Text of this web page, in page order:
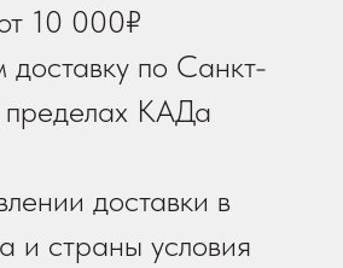
10 000₽
доставку по Санкт-
пределах КАДа
доставки в
и страны условия